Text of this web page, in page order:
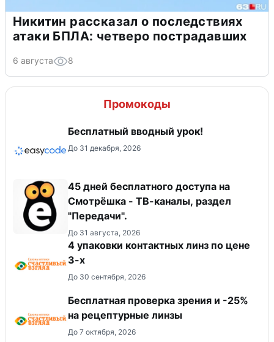
Никитин рассказал о последствиях
атаки БПЛА: четверо пострадавших
6 августа 8
Промокоды
Бесплатный вводный урок!
До 31 декабря, 2026
45 дней бесплатного доступа на
Смотрёшка - ТВ-каналы, раздел
"Передачи".
До 31 августа, 2026
4 упаковки контактных линз по цене
3-х
До 30 сентября, 2026
Бесплатная проверка зрения и -25%
на рецептурные линзы
До 7 октября, 2026